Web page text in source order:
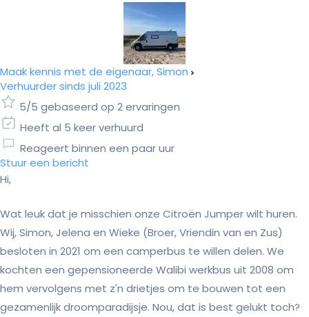
Maak kennis met de eigenaar, Simon
Verhuurder sinds juli 2023
5/5 gebaseerd op 2 ervaringen
Heeft al 5 keer verhuurd
Reageert binnen een paar uur
Stuur een bericht
Hi,
Wat leuk dat je misschien onze Citroën Jumper wilt huren.
Wij, Simon, Jelena en Wieke (Broer, Vriendin van en Zus)
besloten in 2021 om een camperbus te willen delen. We
kochten een gepensioneerde Walibi werkbus uit 2008 om
hem vervolgens met z'n drietjes om te bouwen tot een
gezamenlijk droomparadijsje. Nou, dat is best gelukt toch?